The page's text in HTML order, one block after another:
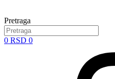
Pretraga
0 RSD 0